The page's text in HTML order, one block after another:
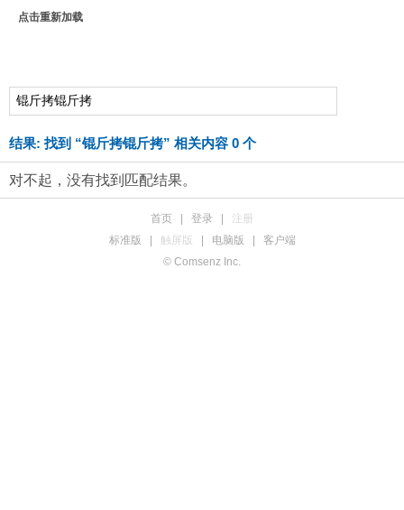
点击重新加载
结果: 找到 “锟斤拷锟斤拷” 相关内容 0 个
对不起，没有找到匹配结果。
首页 登录
注册
标准版
触屏版 电脑版
客户端
© Comsenz Inc.